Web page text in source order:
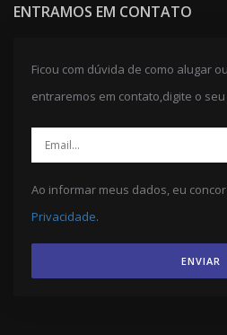
ENTRAMOS EM CONTATO
Ficou com dúvida de como alugar
entraremos em contato,digite o
Ao informar meus dados, eu
Privacidade.
ENVIAR